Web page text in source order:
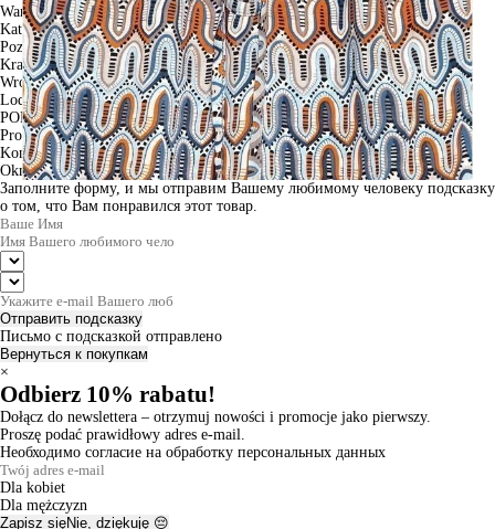
Warszawa
Katowice
Poznan
Krakow
Wroclaw
Lodz
PODGLĄD
Produkt w koszyku
Kontynuuj zakupyZAMÓWIENIE
Okno informacyjne
Заполните форму, и мы отправим Вашему любимому человеку подсказку
о том, что Вам понравился этот товар.
Отправить подсказку
Письмо с подсказкой отправлено
Вернуться к покупкам
×
Odbierz 10% rabatu!
Dołącz do newslettera – otrzymuj nowości i promocje jako pierwszy.
Proszę podać prawidłowy adres e-mail.
Необходимо согласие на обработку персональных данных
Dla kobiet
Dla mężczyzn
Zapisz sięNie, dziękuję 😔